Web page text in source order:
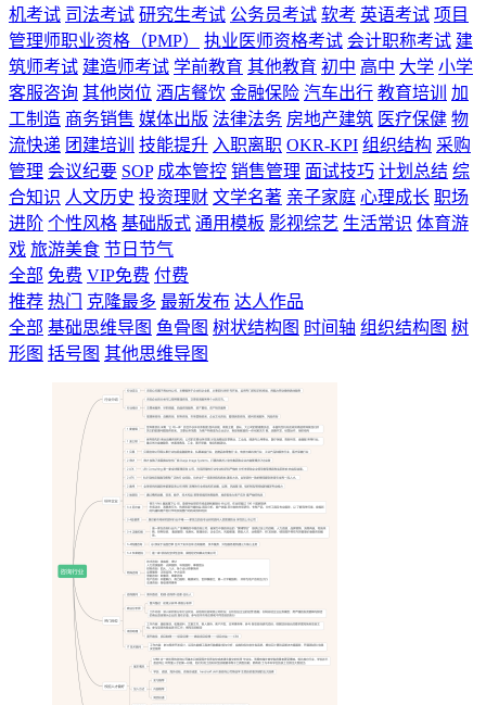
机考试 司法考试 研究生考试 公务员考试 软考 英语考试 项目
管理师职业资格（PMP）
执业医师资格考试 会计职称考试 建
筑师考试 建造师考试 学前教育 其他教育 初中 高中 大学 小学
客服咨询 其他岗位 酒店餐饮 金融保险 汽车出行 教育培训
加
工制造 商务销售 媒体出版 法律法务 房地产建筑 医疗保健 物
流快递 团建培训 技能提升 入职离职 OKR-KPI 组织结构 采购
管理 会议纪要 SOP 成本管控 销售管理 面试技巧 计划总结 综
合知识 人文历史 投资理财 文学名著 亲子家庭 心理成长 职场
进阶 个性风格 基础版式 通用模板 影视综艺 生活常识 体育游
戏 旅游美食 节日节气
全部 免费 VIP免费 付费
推荐 热门 克隆最多 最新发布 达人作品
全部 基础思维导图 鱼骨图 树状结构图 时间轴 组织结构图 树
形图 括号图 其他思维导图